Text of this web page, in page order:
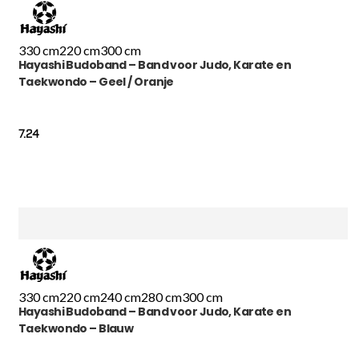
330 cm220 cm300 cm
Hayashi Budoband – Band voor Judo, Karate en
Taekwondo – Geel / Oranje
7.24
330 cm220 cm240 cm280 cm300 cm
Hayashi Budoband – Band voor Judo, Karate en
Taekwondo – Blauw